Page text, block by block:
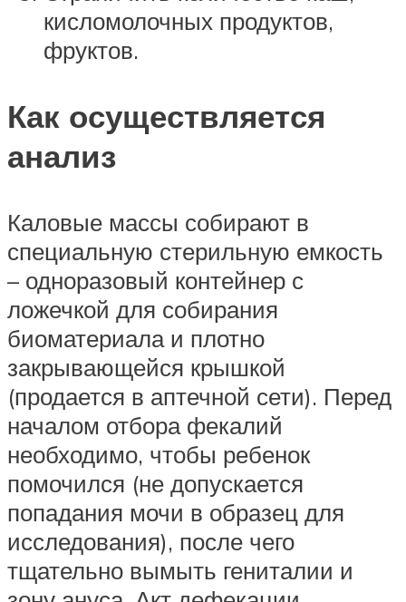
кисломолочных продуктов,
фруктов.
Как осуществляется
анализ
Каловые массы собирают в
специальную стерильную емкость
– одноразовый контейнер с
ложечкой для собирания
биоматериала и плотно
закрывающейся крышкой
(продается в аптечной сети). Перед
началом отбора фекалий
необходимо, чтобы ребенок
помочился (не допускается
попадания мочи в образец для
исследования), после чего
тщательно вымыть гениталии и